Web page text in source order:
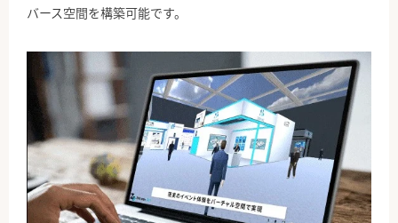
バース空間を構築可能です。